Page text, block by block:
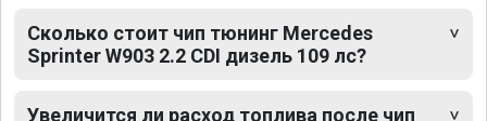
Сколько стоит чип тюнинг Mercedes
Sprinter W903 2.2 CDI дизель 109 лс?
Увеличится ли расход топлива после чип